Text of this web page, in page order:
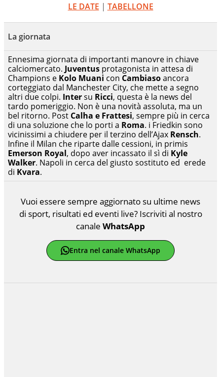
LE DATE | TABELLONE
La giornata
Ennesima giornata di importanti manovre in chiave
calciomercato. Juventus protagonista in attesa di
Champions e Kolo Muani con Cambiasoancora
corteggiato dal Manchester City, che mette a segno
altri due colpi. Intersu Ricci, questa è la news del
tardo pomeriggio. Non è una novità assoluta, ma un
bel ritorno. Post Calha e Frattesi, sempre più in cerca
di una soluzione che lo porti a Roma. i Friedkin sono
vicinissimi a chiudere per il terzino dell’Ajax Rensch.
Infine il Milan che riparte dalle cessioni, in primis
Emerson Royal, dopo aver incassato il sì di Kyle
Walker. Napoli in cerca del giusto sostituto ed erede
di Kvara.
Vuoi essere sempre aggiornato su ultime news
di sport, risultati ed eventi live? Iscriviti al nostro
canale WhatsApp
Entra nel canale WhatsApp